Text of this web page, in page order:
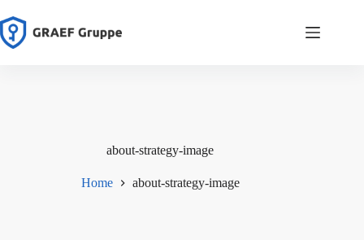
Inhalt
springen
about-strategy-image
Home about-strategy-image